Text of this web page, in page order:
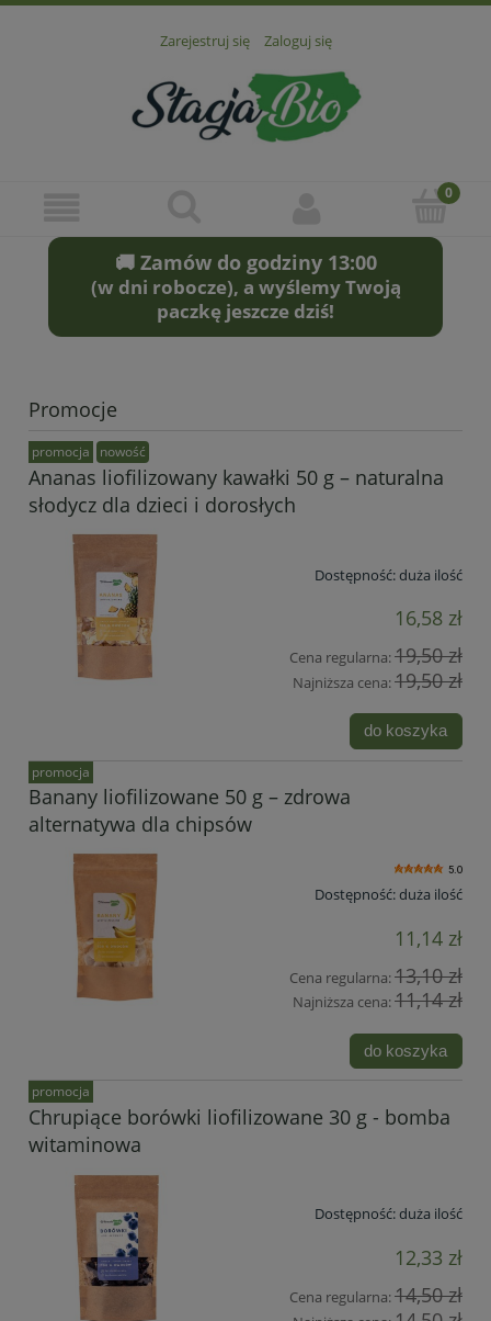
Zarejestruj się Zaloguj się
🚚 Zamów do godziny 13:00
(w dni robocze), a wyślemy Twoją
paczkę jeszcze dziś!
Promocje
Ananas liofilizowany kawałki 50 g – naturalna
słodycz dla dzieci i dorosłych
Dostępność:duża ilość
16,58 zł
Cena regularna:19,50 zł
Najniższa cena:19,50 zł
do koszyka
promocja nowość
Banany liofilizowane 50 g – zdrowa
alternatywa dla chipsów
5.0
Dostępność:duża ilość
11,14 zł
Cena regularna:13,10 zł
Najniższa cena:11,14 zł
do koszyka
promocja
Chrupiące borówki liofilizowane 30 g - bomba
witaminowa
Dostępność:duża ilość
12,33 zł
Cena regularna:14,50 zł
promocja